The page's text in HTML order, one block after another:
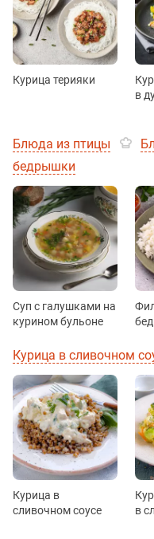
Курица терияки
в
Блюда из птицы
бедрышки
Суп с галушками на
курином бульоне
Курица в сливочном
Курица в
сливочном соусе
в